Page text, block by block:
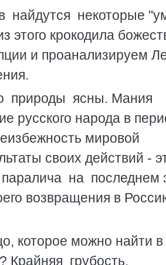
найдутся некоторые
этого крокодила
и проанализируем
природы ясны. Мания
русского народа в
мировой
своих действий -
паралича на последнем
возвращения в
которое можно найти в
Крайняя грубость,